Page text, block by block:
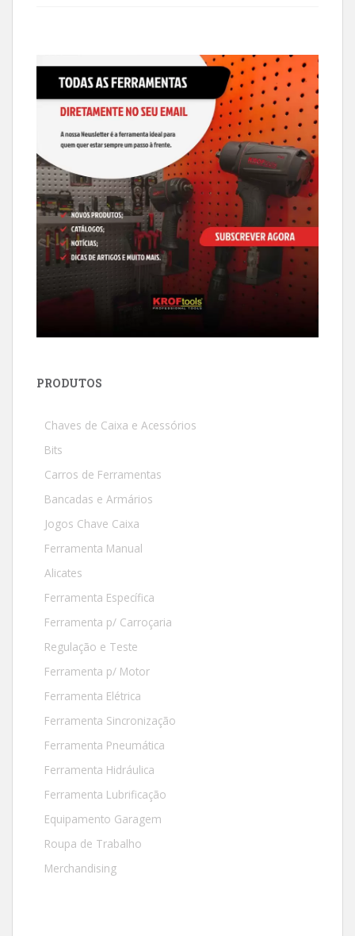
PRODUTOS
Chaves de Caixa e Acessórios
Bits
Carros de Ferramentas
Bancadas e Armários
Jogos Chave Caixa
Ferramenta Manual
Alicates
Ferramenta Específica
Ferramenta p/ Carroçaria
Regulação e Teste
Ferramenta p/ Motor
Ferramenta Elétrica
Ferramenta Sincronização
Ferramenta Pneumática
Ferramenta Hidráulica
Ferramenta Lubrificação
Equipamento Garagem
Roupa de Trabalho
Merchandising